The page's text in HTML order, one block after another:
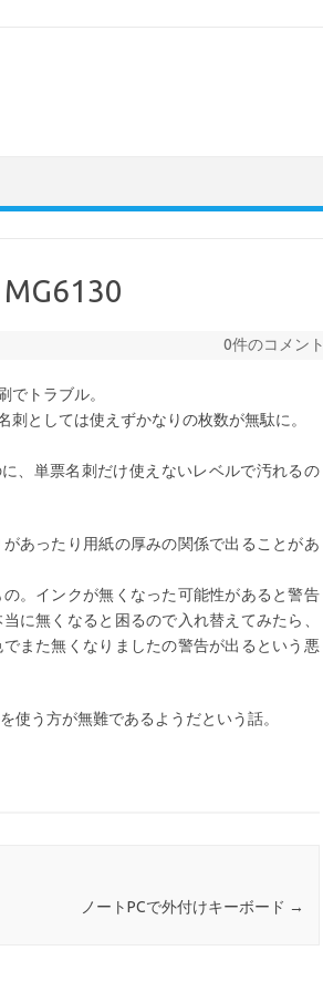
0件のコメント
トラブル。
としては使えずかなりの枚数が無駄に。
、単票名刺だけ使えないレベルで汚れるの
あったり用紙の厚みの関係で出ることがあ
。インクが無くなった可能性があると警告
に無くなると困るので入れ替えてみたら、
また無くなりましたの警告が出るという悪
使う方が無難であるようだという話。
ノートPCで外付けキーボード →